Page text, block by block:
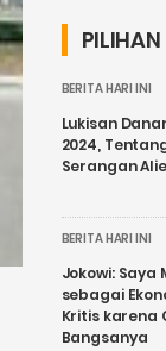
PILIHAN
BERITA HARI INI
Lukisan
2024,
Serangan
BERITA HARI INI
Jokowi: Saya
sebagai
Kritis karena
Bangsanya